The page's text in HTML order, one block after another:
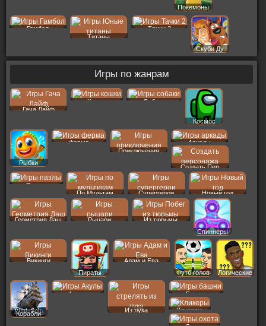
Покемоны
Гамбол
Титаны
Тачки 2
Скуби Ду
Игры по жанрам
Гача Лайф
Кошки Собаки
Космос
Рыбки
Ферма
Приключения
Аркады
Создать Пер
Пазлы
По Мультам
Супергерои Новый год
Геометрия Даш Рыцари
Из тюрьмы
Спиннеры
Викинги
Пираты
Адам и Ева
Футб голов
Логические
Корабли
Акулы
Из лука
Башни
Кликеры